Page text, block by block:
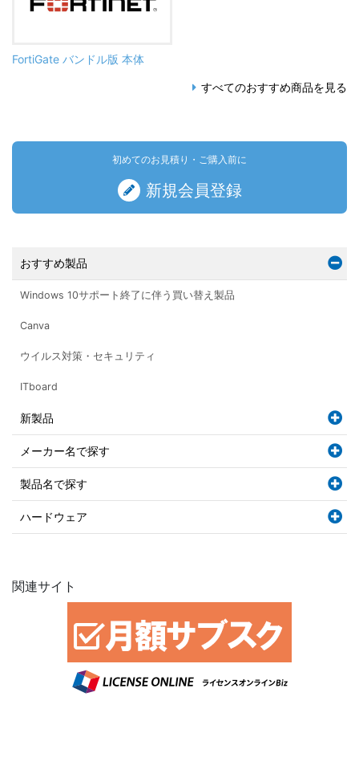
FortiGate バンドル版 本体
すべてのおすすめ商品を見る
初めてのお見積り・ご購入前に
新規会員登録
おすすめ製品
Windows 10サポート終了に伴う買い替え製品
Canva
ウイルス対策・セキュリティ
ITboard
新製品
メーカー名で探す
製品名で探す
ハードウェア
関連サイト